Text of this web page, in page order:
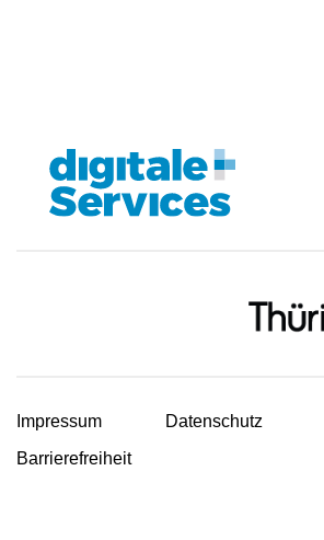
Impressum
Datenschutz
Barrierefreiheit